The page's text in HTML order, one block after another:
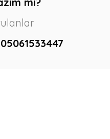
05061533447